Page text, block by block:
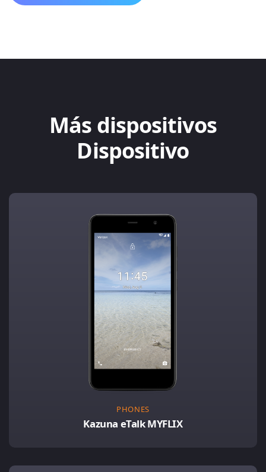
Más dispositivos
Dispositivo
PHONES
Kazuna eTalk MYFLIX